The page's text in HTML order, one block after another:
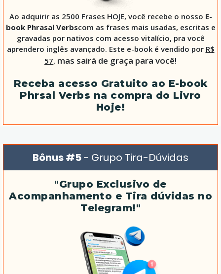
Ao adquirir as 2500 Frases HOJE, você recebe o nosso E-
book Phrasal Verbscom as frases mais usadas, escritas e
gravadas por nativos com acesso vitalício, pra você
aprendero inglês avançado. Este e-book é vendido por R$
57, mas sairá de graça para você!
Receba acesso Gratuito ao E-book
Phrsal Verbs na compra do Livro
Hoje!
Bônus #5- Grupo Tira-Dúvidas
"Grupo Exclusivo de
Acompanhamento e Tira dúvidas no
Telegram!"